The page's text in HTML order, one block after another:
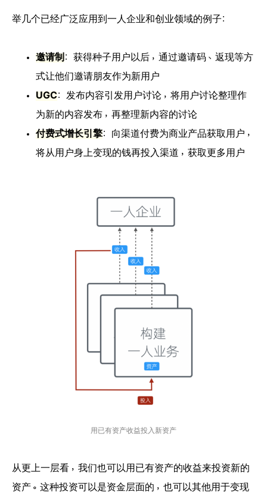
举几个已经广泛应用到一人企业和创业领域的例子：
邀请制 ：获得种子用户以后，通过邀请码、返现等方
式让他们邀请朋友作为新用户
UGC：发布内容引发用户讨论，将用户讨论整理作
为新的内容发布，再整理新内容的讨论
付费式增长引擎：向渠道付费为商业产品获取用户，
将从用户身上变现的钱再投入渠道，获取更多用户
用已有资产收益投入新资产
从更上一层看，我们也可以用已有资产的收益来投资新的
资产。这种投资可以是资金层面的，也可以其他用于变现